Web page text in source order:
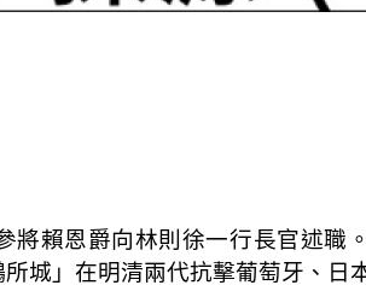
將賴恩爵向林則徐一行長官述
城」在明清兩代抗擊葡萄牙、日